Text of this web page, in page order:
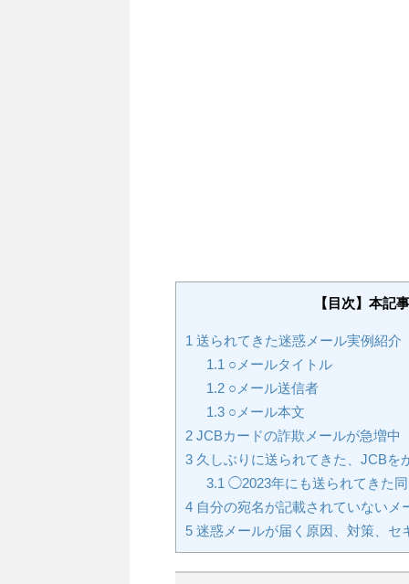
【目次】本記
1 送られてきた迷惑メール実例紹介
1.1 ○メールタイトル
1.2○メール送信者
1.3○メール本文
2 JCBカードの詐欺メールが急増中
3 久しぶりに送られてきた、JCBを
3.1 ◯2023年にも送られてきた
4 自分の宛名が記載されていないメ
5 迷惑メールが届く原因、対策、セ